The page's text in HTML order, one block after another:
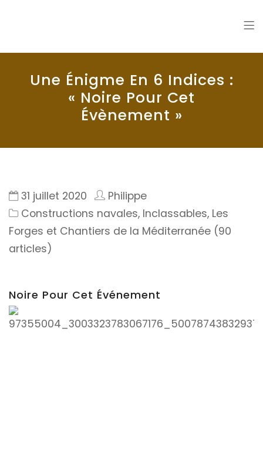
Une Énigme En 6 Indices :
« Noire Pour Cet
Évènement »
31 juillet 2020
Philippe
Constructions navales, Inclassables, Les
Forges et Chantiers de la Méditerranée (90
articles)
Noire Pour Cet Événement